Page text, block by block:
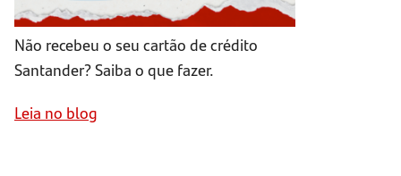
Não recebeu o seu cartão de crédito
Santander? Saiba o que fazer.
Leia no blog